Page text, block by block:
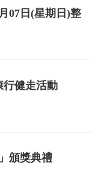
07日(星期日)整
行健走活動
頒獎典禮